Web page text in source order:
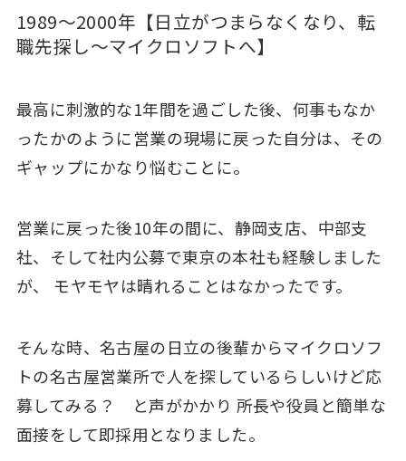
1989～2000年【日立がつまらなくなり、転
職先探し～マイクロソフトへ】
最高に刺激的な1年間を過ごした後、何事もなか
ったかのように営業の現場に戻った自分は、その
ギャップにかなり悩むことに。
営業に戻った後10年の間に、静岡支店、中部支
社、そして社内公募で東京の本社も経験しました
が、 モヤモヤは晴れることはなかったです。
そんな時、名古屋の日立の後輩からマイクロソフ
トの名古屋営業所で人を探しているらしいけど応
募してみる？ と声がかかり 所長や役員と簡単な
面接をして即採用となりました。